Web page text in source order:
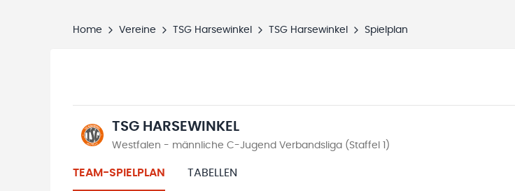
Home Vereine TSG Harsewinkel TSG Harsewinkel Spielplan
TSG HARSEWINKEL
Westfalen - männliche C-Jugend Verbandsliga (Staffel 1)
TEAM-SPIELPLAN TABELLEN